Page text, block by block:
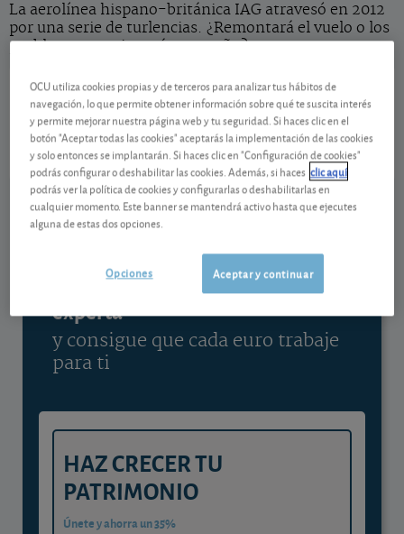
La aerolínea hispano-británica IAG atravesó en 2012
por una serie de turlencias. ¿Remontará el vuelo o los
problemas continuarán este año?
IAG
ES0177542018
07/08/2026 Madrid
5,158 EUR
-0,044 EUR (-0,85 %)
Ver detalladamente
Contenido reservado a SOCIOS
Gestiona tu dinero con visión
experta
y consigue que cada euro trabaje
para ti
HAZ CRECER TU
PATRIMONIO
Únete y ahorra un 35%
OCU utiliza cookies propias y de terceros para analizar tus hábitos de
navegación, lo que permite obtener información sobre qué te suscita interés
y permite mejorar nuestra página web y tu seguridad. Si haces clic en el
botón "Aceptar todas las cookies" aceptarás la implementación de las cookies
y solo entonces se implantarán. Si haces clic en "Configuración de cookies"
podrás configurar o deshabilitar las cookies. Además, si haces clic aquí
podrás ver la política de cookies y configurarlas o deshabilitarlas en
cualquier momento. Este banner se mantendrá activo hasta que ejecutes
alguna de estas dos opciones.
Aceptar y continuar
Opciones